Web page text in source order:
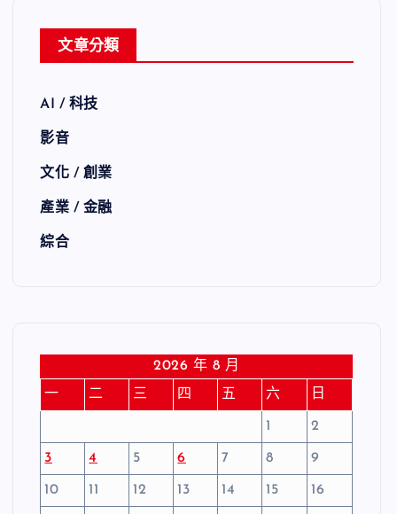
文章分類
AI / 科技
影音
文化 / 創業
產業 / 金融
綜合
2026 年 8 月
一
二 三 四 五 六 日
1 2
3 4 5 6 7 8 9
10 11 12 13 14 15 16